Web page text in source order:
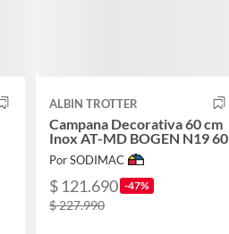
ALBIN TROTTER
Campana Decorativa 60 cm
Inox AT-MD BOGEN N19 60
Por SODIMAC
$ 121.690 -47%
$ 227.990